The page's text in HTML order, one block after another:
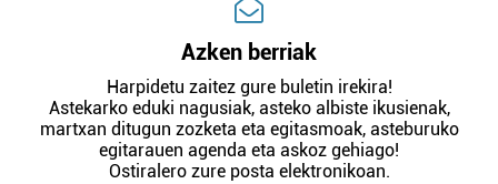
Azken berriak
Harpidetu zaitez gure buletin irekira!
Astekarko eduki nagusiak, asteko albiste ikusienak,
martxan ditugun zozketa eta egitasmoak, asteburuko
egitarauen agenda eta askoz gehiago!
Ostiralero zure posta elektronikoan.